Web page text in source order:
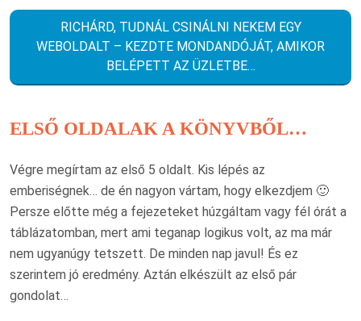
RICHÁRD, TUDNÁL CSINÁLNI NEKEM EGY
WEBOLDALT – KEZDTE MONDANDÓJÁT, AMIKOR
BELÉPETT AZ ÜZLETBE…
ELSŐ OLDALAK A KÖNYVBŐL…
Végre megírtam az első 5 oldalt. Kis lépés az
emberiségnek… de én nagyon vártam, hogy elkezdjem 🙂
Persze előtte még a fejezeteket húzgáltam vagy fél órát a
táblázatomban, mert ami teganap logikus volt, az ma már
nem ugyanúgy tetszett. De minden nap javul! És ez
szerintem jó eredmény. Aztán elkészült az első pár
gondolat…